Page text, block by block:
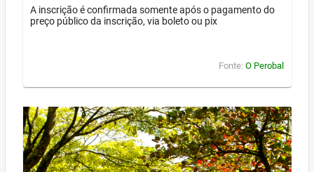
A inscrição é confirmada somente após o pagamento do
preço público da inscrição, via boleto ou pix
Fonte: O Perobal